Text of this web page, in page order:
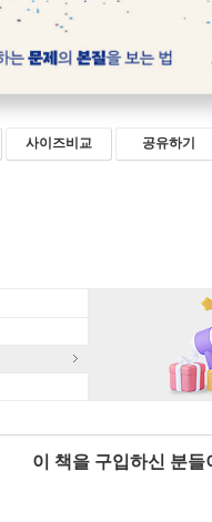
사이즈비교 공유하기
이 책을 구입하신 분